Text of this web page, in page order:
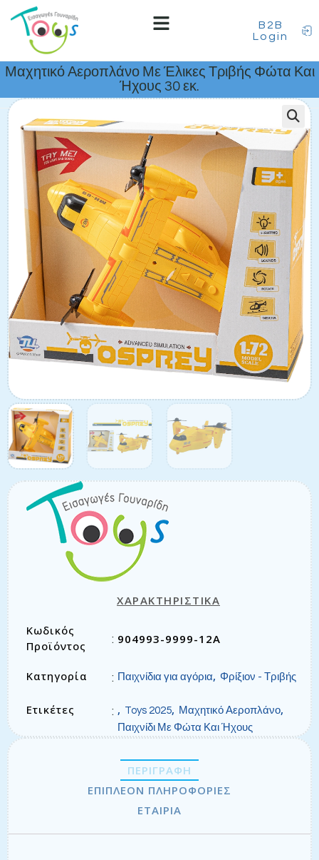
B2B
Login
Μαχητικό Αεροπλάνο Με Έλικες Τριβής Φώτα Και
Ήχους 30 εκ.
ΧΑΡΑΚΤΗΡΙΣΤΙΚΑ
Κωδικός
Προϊόντος
: 904993-9999-12A
Κατηγορία : Παιχνίδια για αγόρια, Φρίξιον - Τριβής
Ετικέτες : , Toys 2025, Μαχητικό Αεροπλάνο,
Παιχνίδι Με Φώτα Και Ήχους
ΠΕΡΙΓΡΑΦΉ
ΕΠΙΠΛΈΟΝ ΠΛΗΡΟΦΟΡΊΕΣ
ΕΤΑΙΡΊΑ